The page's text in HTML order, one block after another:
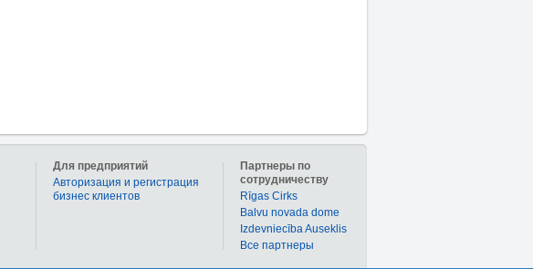
Партнеры по
сотрудничеству
Rīgas Cirks
Balvu novada dome
Izdevniecība Auseklis
Bce партнеры
Для предприятий
Авторизация и регистрация
бизнес клиентов